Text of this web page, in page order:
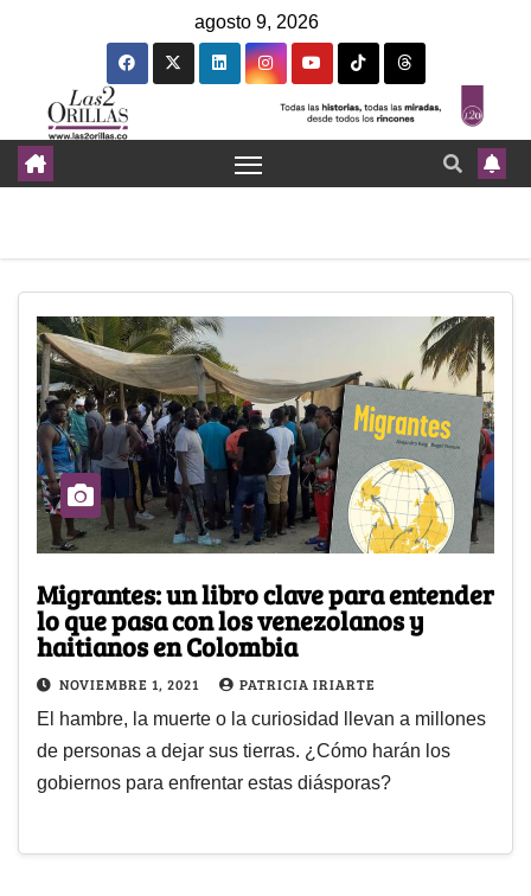
agosto 9, 2026
Migrantes: un libro clave para entender
lo que pasa con los venezolanos y
haitianos en Colombia
NOVIEMBRE 1, 2021 PATRICIA IRIARTE
El hambre, la muerte o la curiosidad llevan a millones
de personas a dejar sus tierras. ¿Cómo harán los
gobiernos para enfrentar estas diásporas?